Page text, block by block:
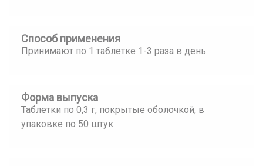
Способ применения
Принимают по 1 таблетке 1-3 раза в день.
Форма выпуска
Таблетки по 0,3 г, покрытые оболочкой, в
упаковке по 50 штук.